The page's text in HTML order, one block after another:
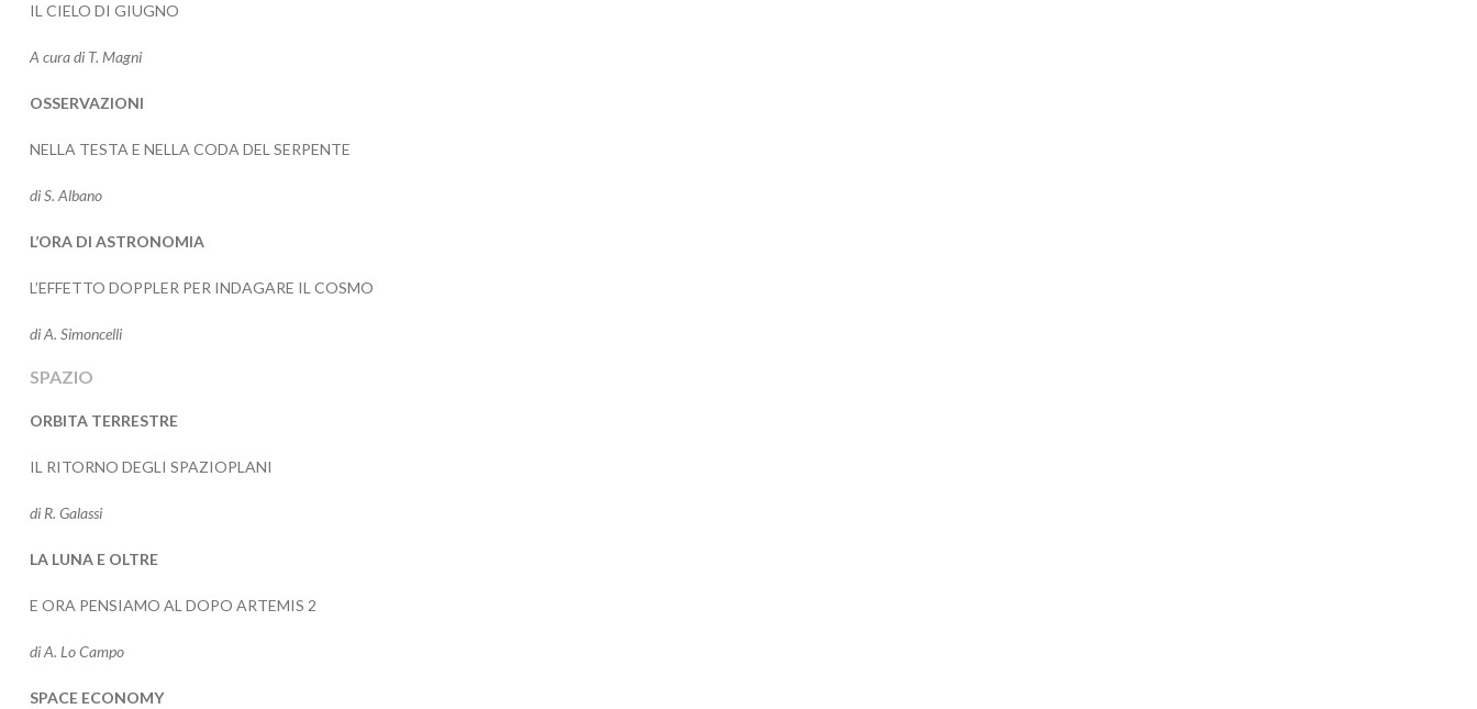
IL CIELO DI GIUGNO
A cura di T. Magni
OSSERVAZIONI
NELLA TESTA E NELLA CODA DEL SERPENTE
di S. Albano
L’ORA DI ASTRONOMIA
L’EFFETTO DOPPLER PER INDAGARE IL COSMO
di A. Simoncelli
SPAZIO
ORBITA TERRESTRE
IL RITORNO DEGLI SPAZIOPLANI
di R. Galassi
LA LUNA E OLTRE
E ORA PENSIAMO AL DOPO ARTEMIS 2
di A. Lo Campo
SPACE ECONOMY